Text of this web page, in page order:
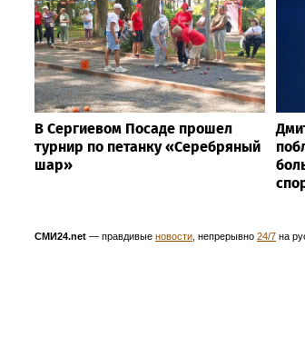
В Сергиевом Посаде прошел
турнир по петанку «Серебряный
шар»
СМИ24.net — правдивые новости , непрерывно 24/7 на